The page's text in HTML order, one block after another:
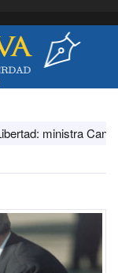
ministra